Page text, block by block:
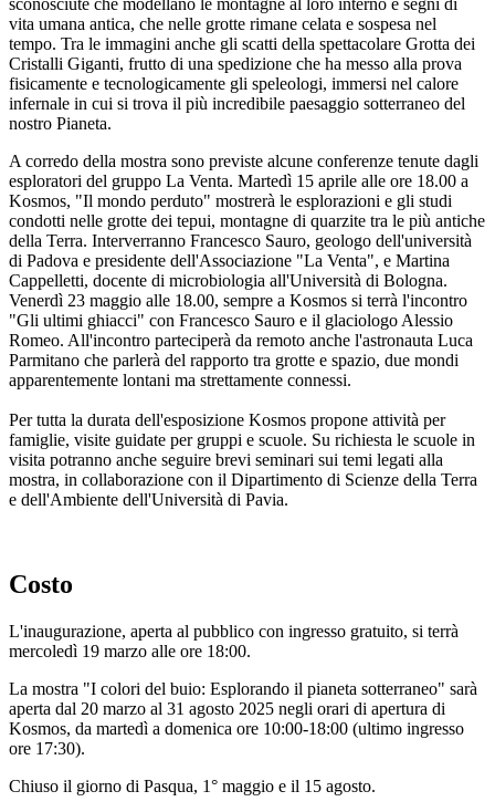
vita umana antica, che nelle grotte rimane celata e sospesa nel
tempo. Tra le immagini anche gli scatti della spettacolare Grotta dei
Cristalli Giganti, frutto di una spedizione che ha messo alla prova
fisicamente e tecnologicamente gli speleologi, immersi nel calore
infernale in cui si trova il più incredibile paesaggio sotterraneo del
nostro Pianeta.
A corredo della mostra sono previste alcune conferenze tenute dagli
esploratori del gruppo La Venta. Martedì 15 aprile alle ore 18.00 a
Kosmos, "Il mondo perduto" mostrerà le esplorazioni e gli studi
condotti nelle grotte dei tepui, montagne di quarzite tra le più antiche
della Terra. Interverranno Francesco Sauro, geologo dell'università
di Padova e presidente dell'Associazione "La Venta", e Martina
Cappelletti, docente di microbiologia all'Università di Bologna.
Venerdì 23 maggio alle 18.00, sempre a Kosmos si terrà l'incontro
"Gli ultimi ghiacci" con Francesco Sauro e il glaciologo Alessio
Romeo. All'incontro parteciperà da remoto anche l'astronauta Luca
Parmitano che parlerà del rapporto tra grotte e spazio, due mondi
apparentemente lontani ma strettamente connessi.
Per tutta la durata dell'esposizione Kosmos propone attività per
famiglie, visite guidate per gruppi e scuole. Su richiesta le scuole in
visita potranno anche seguire brevi seminari sui temi legati alla
mostra, in collaborazione con il Dipartimento di Scienze della Terra
e dell'Ambiente dell'Università di Pavia.
Costo
L'inaugurazione, aperta al pubblico con ingresso gratuito, si terrà
mercoledì 19 marzo alle ore 18:00.
La mostra "I colori del buio: Esplorando il pianeta sotterraneo" sarà
aperta dal 20 marzo al 31 agosto 2025 negli orari di apertura di
Kosmos, da martedì a domenica ore 10:00-18:00 (ultimo ingresso
ore 17:30).
Chiuso il giorno di Pasqua, 1° maggio e il 15 agosto.